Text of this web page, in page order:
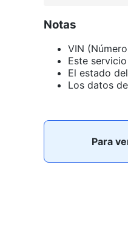
Notas
VIN
Este
El estado
Los datos
Para